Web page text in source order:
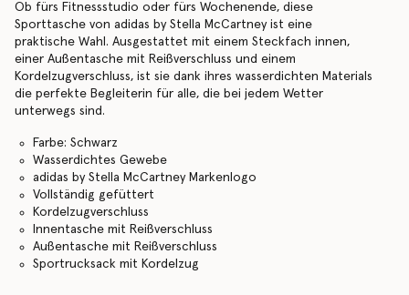
Ob fürs Fitnessstudio oder fürs Wochenende, diese
Sporttasche von adidas by Stella McCartney ist eine
praktische Wahl. Ausgestattet mit einem Steckfach innen,
einer Außentasche mit Reißverschluss und einem
Kordelzugverschluss, ist sie dank ihres wasserdichten Materials
die perfekte Begleiterin für alle, die bei jedem Wetter
unterwegs sind.
Farbe: Schwarz
Wasserdichtes Gewebe
adidas by Stella McCartney Markenlogo
Vollständig gefüttert
Kordelzugverschluss
Innentasche mit Reißverschluss
Außentasche mit Reißverschluss
Sportrucksack mit Kordelzug